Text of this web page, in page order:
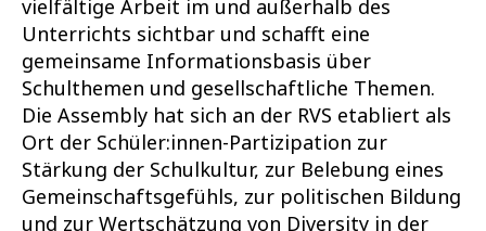
vielfältige Arbeit im und außerhalb des
Unterrichts sichtbar und schafft eine
gemeinsame Informationsbasis über
Schulthemen und gesellschaftliche Themen.
Die Assembly hat sich an der RVS etabliert als
Ort der Schüler:innen-Partizipation zur
Stärkung der Schulkultur, zur Belebung eines
Gemeinschaftsgefühls, zur politischen Bildung
und zur Wertschätzung von Diversity in der